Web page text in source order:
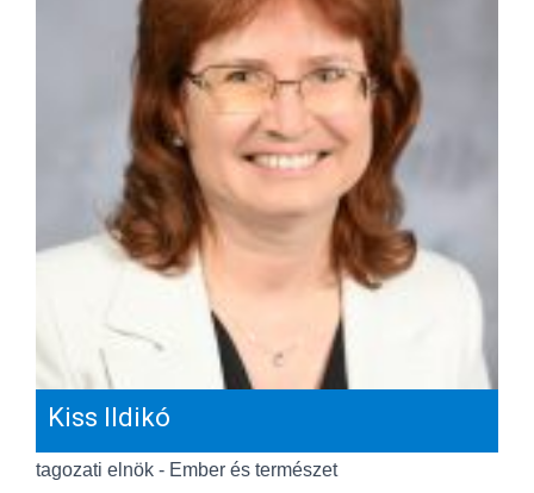
Kiss Ildikó
tagozati elnök - Ember és természet